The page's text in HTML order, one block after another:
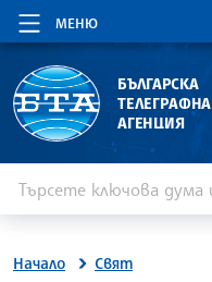
МЕНЮ
БЪЛГАРСКА
ТЕЛЕГРАФНА
АГЕНЦИЯ
Начало Свят